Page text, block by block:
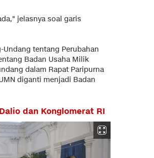
jelasnya soal garis
tentang Perubahan
Badan Usaha Milik
dalam Rapat Paripurna
diganti menjadi Badan
dan Konglomerat RI